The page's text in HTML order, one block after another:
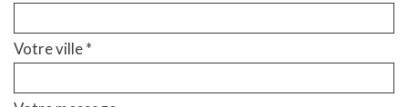
Votre ville *